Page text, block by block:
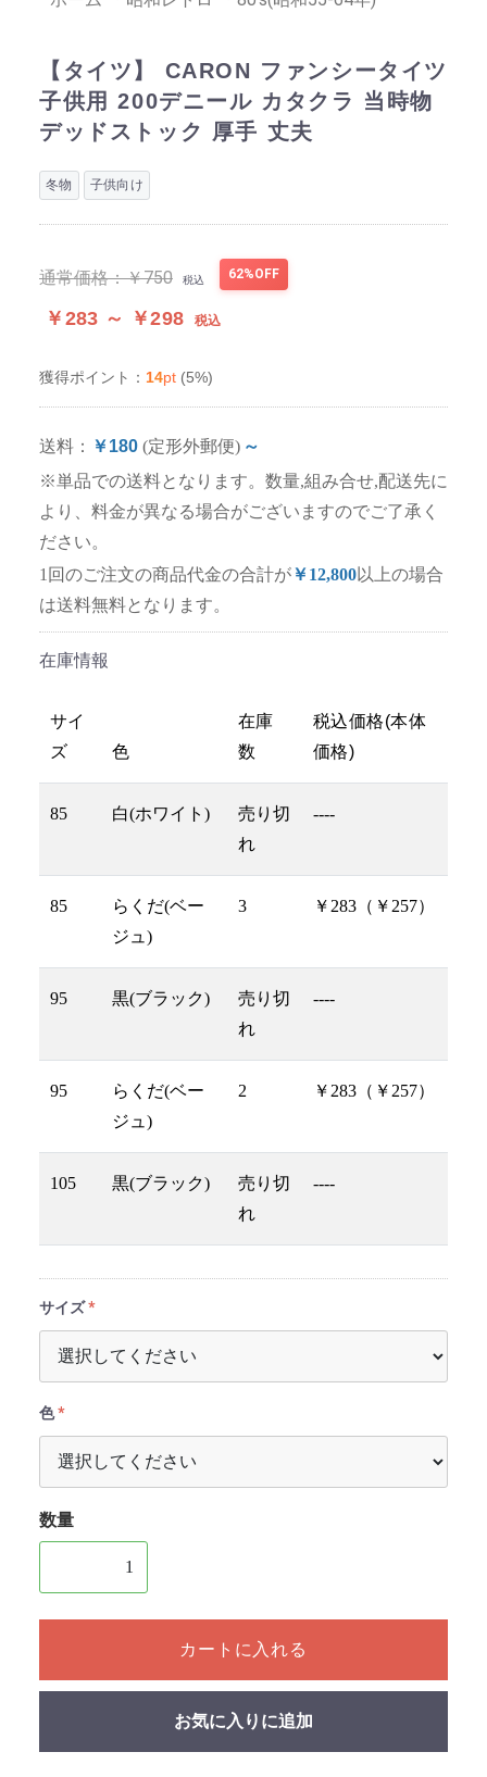
【タイツ】 CARON ファンシータイツ
子供用 200デニール カタクラ 当時物
デッドストック 厚手 丈夫
冬物 子供向け
通常価格：￥750 税込 62%OFF
￥283 ～ ￥298 税込
獲得ポイント： 14pt (5%)
送料： ￥180 (定形外郵便) ～
※単品での送料となります。数量,組み合せ,配送先に
より、料金が異なる場合がございますのでご了承く
ださい。
1回のご注文の商品代金の合計が￥12,800以上の場合
は送料無料となります。
在庫情報
サイ
ズ
色
在庫
数
税込価格(本体
価格)
85 白(ホワイト)
売り切
れ
----
85
らくだ(ベー
ジュ)
3 ￥283（￥257）
95 黒(ブラック)
売り切
れ
----
95
らくだ(ベー
ジュ)
2 ￥283（￥257）
105 黒(ブラック)
売り切
れ
----
サイズ
色
数量
1個以上の数量を入力してください
カートに入れる
お気に入りに追加